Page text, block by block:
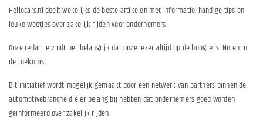
Hellocars.nl deelt wekelijks de beste artikelen met informatie, handige tips en
leuke weetjes over zakelijk rijden voor ondernemers.
Onze redactie vindt het belangrijk dat onze lezer altijd op de hoogte is. Nu en in
de toekomst.
Dit initiatief wordt mogelijk gemaakt door een netwerk van partners binnen de
automotivebranche die er belang bij hebben dat ondernemers goed worden
geinformeerd over zakelijk rijden.